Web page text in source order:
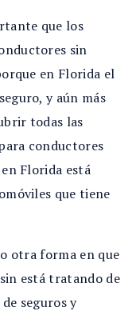
que los
sin
en Florida el
y aún más
todas las
conductores
Florida está
que tiene
otra forma en que
está tratando de
seguros y